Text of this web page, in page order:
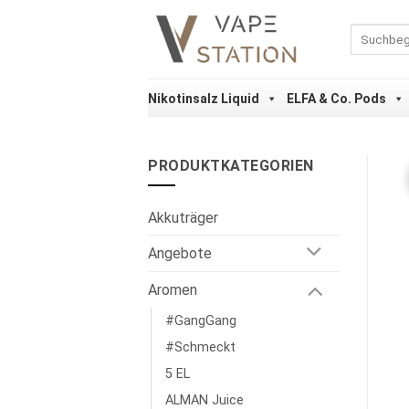
Nikotinsalz Liquid ELFA & Co. Pods
PRODUKTKATEGORIEN
Akkuträger
Angebote
Aromen
#GangGang
#Schmeckt
5 EL
ALMAN Juice